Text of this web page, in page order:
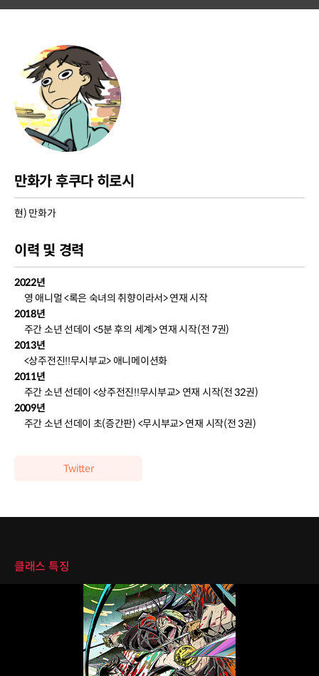
만화가 후쿠다 히로시
현) 만화가
이력 및 경력
2022년
영 애니멀 <록은 숙녀의 취향이라서> 연재 시작
2018년
주간 소년 선데이 <5분 후의 세계> 연재 시작(전 7권)
2013년
<상주전진!!무시부교> 애니메이션화
2011년
주간 소년 선데이 <상주전진!!무시부교> 연재 시작(전 32권)
2009년
주간 소년 선데이 초(증간판) <무시부교> 연재 시작(전 3권)
Twitter
클래스 특징